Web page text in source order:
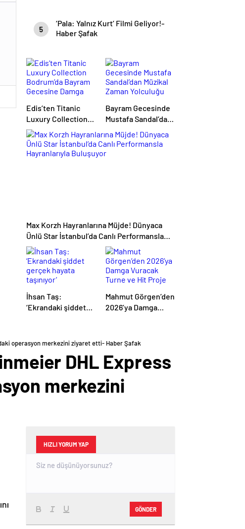
5
‘Pala: Yalnız Kurt’ Filmi Geliyor!-
Haber Şafak
Edis’ten Titanic
Luxury Collection
Bodrum’da Bayram
Gecesine Damga
Vuran Performans
Bayram Gecesinde
Mustafa Sandal’dan
Müzikal Zaman
Yolculuğu
Max Korzh Hayranlarına Müjde! Dünyaca
Ünlü Star İstanbul’da Canlı Performansla
Hayranlarıyla Buluşuyor
İhsan Taş:
‘Ekrandaki şiddet
Mahmut Görgen’den
2026’ya Damga
operasyon merkezini ziyaret etti- Haber Şafak
DHL Express
merkezini
HIZLI YORUM YAP
GÖNDER